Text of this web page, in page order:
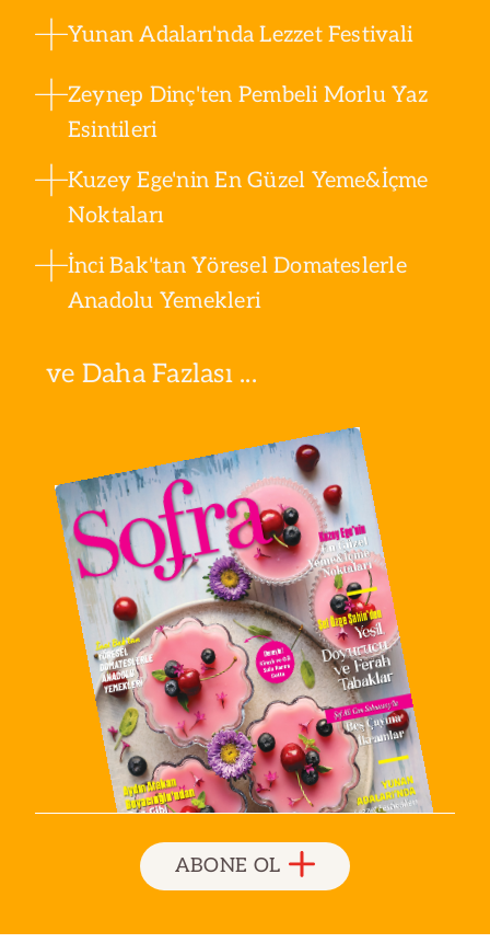
Yunan Adaları'nda Lezzet Festivali
Zeynep Dinç'ten Pembeli Morlu Yaz
Esintileri
Kuzey Ege'nin En Güzel Yeme&İçme
Noktaları
İnci Bak'tan Yöresel Domateslerle
Anadolu Yemekleri
ve Daha Fazlası ...
ABONE OL